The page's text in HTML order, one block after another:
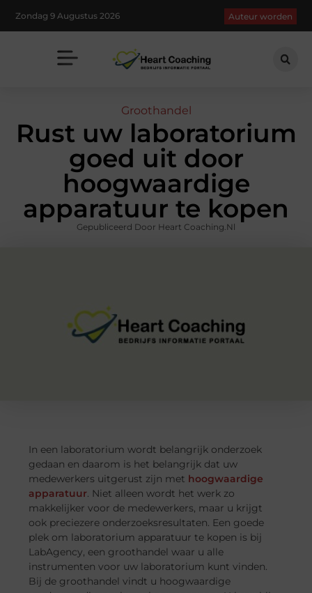
Zondag 9 Augustus 2026 Auteur worden
Groothandel
Rust uw laboratorium
goed uit door
hoogwaardige
apparatuur te kopen
Gepubliceerd Door Heart Coaching.nl
In een laboratorium wordt belangrijk onderzoek
gedaan en daarom is het belangrijk dat uw
medewerkers uitgerust zijn met hoogwaardige
apparatuur. Niet alleen wordt het werk zo
makkelijker voor de medewerkers, maar u krijgt
ook preciezere onderzoeksresultaten. Een goede
plek om laboratorium apparatuur te kopen is bij
LabAgency, een groothandel waar u alle
instrumenten voor uw laboratorium kunt vinden.
Bij de groothandel vindt u hoogwaardige